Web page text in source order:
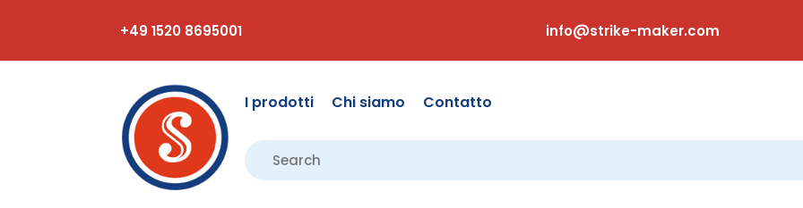
+49 1520 8695001 info@strike-maker.com
I prodotti Chi siamo Contatto